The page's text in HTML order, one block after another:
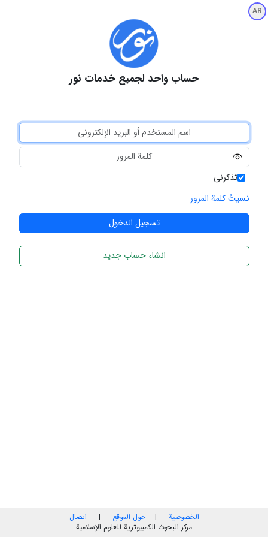
AR
حساب واحد لجميع خدمات نور
تذكرني
نسيتُ كلمة المرور
انشاء حساب جديد
الخصوصية |حول الموقع | اتصال
مركز البحوث الكمبيوترية للعلوم الإسلامية